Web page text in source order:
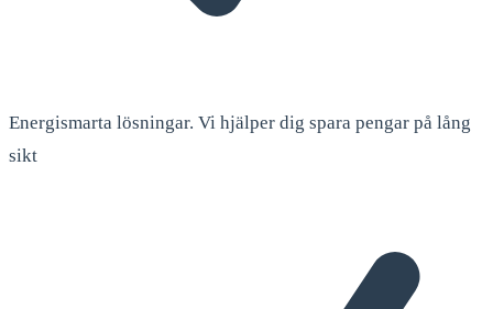
Energismarta lösningar. Vi hjälper dig spara pengar på lång
sikt